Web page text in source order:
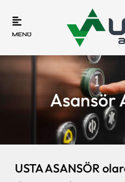
MENÜ
Asansör
USTA ASANSÖR